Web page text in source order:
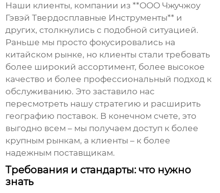
Наши клиенты, компании из **ООО Чжучжоу
Гэвэй Твердосплавные Инструменты** и
других, столкнулись с подобной ситуацией.
Раньше мы просто фокусировались на
китайском рынке, но клиенты стали требовать
более широкий ассортимент, более высокое
качество и более профессиональный подход к
обслуживанию. Это заставило нас
пересмотреть нашу стратегию и расширить
географию поставок. В конечном счете, это
выгодно всем – мы получаем доступ к более
крупным рынкам, а клиенты – к более
надежным поставщикам.
Требования и стандарты: что нужно
знать